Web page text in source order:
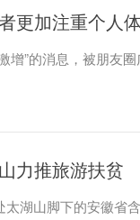
更加注重个人
增”的消息，被朋友
力推旅游扶贫
湖山脚下的安徽省